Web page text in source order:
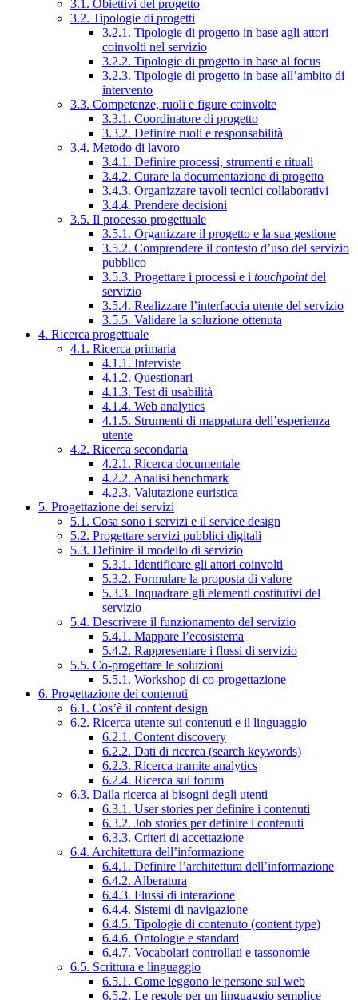
3.1. Obiettivi del progetto
3.2. Tipologie di progetti
3.2.1. Tipologie di progetto in base agli attori
coinvolti nel servizio
3.2.2. Tipologie di progetto in base al focus
3.2.3. Tipologie di progetto in base all’ambito di
intervento
3.3. Competenze, ruoli e figure coinvolte
3.3.1. Coordinatore di progetto
3.3.2. Definire ruoli e responsabilità
3.4. Metodo di lavoro
3.4.1. Definire processi, strumenti e rituali
3.4.2. Curare la documentazione di progetto
3.4.3. Organizzare tavoli tecnici collaborativi
3.4.4. Prendere decisioni
3.5. Il processo progettuale
3.5.1. Organizzare il progetto e la sua gestione
3.5.2. Comprendere il contesto d’uso del servizio
pubblico
3.5.3. Progettare i processi e i touchpointdel
servizio
3.5.4. Realizzare l’interfaccia utente del servizio
3.5.5. Validare la soluzione ottenuta
4. Ricerca progettuale
4.1. Ricerca primaria
4.1.1. Interviste
4.1.2. Questionari
4.1.3. Test di usabilità
4.1.4. Web analytics
4.1.5. Strumenti di mappatura dell’esperienza
utente
4.2. Ricerca secondaria
4.2.1. Ricerca documentale
4.2.2. Analisi benchmark
4.2.3. Valutazione euristica
5. Progettazione dei servizi
5.1. Cosa sono i servizi e il service design
5.2. Progettare servizi pubblici digitali
5.3. Definire il modello di servizio
5.3.1. Identificare gli attori coinvolti
5.3.2. Formulare la proposta di valore
5.3.3. Inquadrare gli elementi costitutivi del
servizio
5.4. Descrivere il funzionamento del servizio
5.4.1. Mappare l’ecosistema
5.4.2. Rappresentare i flussi di servizio
5.5. Co-progettare le soluzioni
5.5.1. Workshop di co-progettazione
6. Progettazione dei contenuti
6.1. Cos’è il content design
6.2. Ricerca utente sui contenuti e il linguaggio
6.2.1. Content discovery
6.2.2. Dati di ricerca (search keywords)
6.2.3. Ricerca tramite analytics
6.2.4. Ricerca sui forum
6.3. Dalla ricerca ai bisogni degli utenti
6.3.1. User stories per definire i contenuti
6.3.2. Job stories per definire i contenuti
6.3.3. Criteri di accettazione
6.4. Architettura dell’informazione
6.4.1. Definire l’architettura dell’informazione
6.4.2. Alberatura
6.4.3. Flussi di interazione
6.4.4. Sistemi di navigazione
6.4.5. Tipologie di contenuto (content type)
6.4.6. Ontologie e standard
6.4.7. Vocabolari controllati e tassonomie
6.5. Scrittura e linguaggio
6.5.1. Come leggono le persone sul web
6.5.2. Le regole per un linguaggio semplice